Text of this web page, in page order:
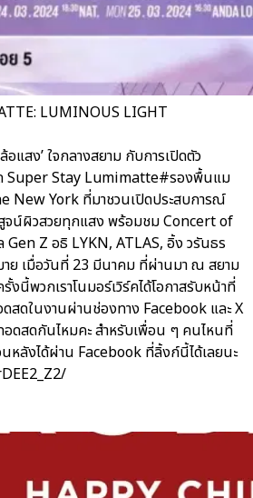
LUMINOUS LIGHT
แสง’ ใจกลางสยาม กับการเปิดตัว
Super Stay Lumimatte#รองพื้นแม
New York ที่มาชวนเปิดประสบการณ์
จน์ผิวสวยทุกแสง พร้อมชม Concert of
Z อธิ LYKN, ATLAS, อิ้ง วรันธร
ย เมื่อวันที่ 23 มีนาคม ที่ผ่านมา ณ สยาม
งนี้พวกเราโนมอร์เวิร์คได้โอกาสรับหน้าที่
สดในงานผ่านช่องทาง Facebook และ X
อดสดกันไหมคะ สำหรับเพื่อน ๆ คนไหนที่
หลังได้ผ่าน Facebook ที่ลิ้งก์นี้ได้เลยนะ